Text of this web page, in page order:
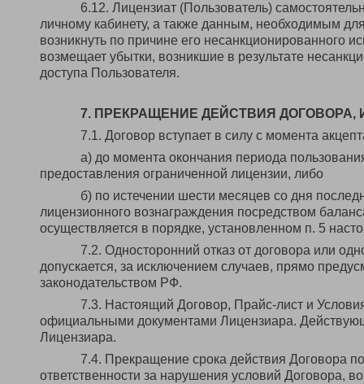
6.12. Лицензиат (Пользователь)
личному кабинету, а также данным, необходимым
возникнуть по причине его несанкционированного
возмещает убытки, возникшие в результате
доступа Пользователя.
7. ПРЕКРАЩЕНИЕ ДЕЙСТВИЯ ДОГОВОРА,
7.1. Договор вступает в силу с момента
а) до момента окончания периода
предоставления ограниченной лицензии, либо
б) по истечении шести месяцев со дня
лицензионного вознаграждения посредством
осуществляется в порядке, установленном п. 5
7.2. Односторонний отказ от договора или
допускается, за исключением случаев, прямо
законодательством РФ.
7.3. Настоящий Договор, Прайс-лист и
официальными документами Лицензиара.
Лицензиара.
7.4. Прекращение срока действия Договора
ответственности за нарушения условий Договора,